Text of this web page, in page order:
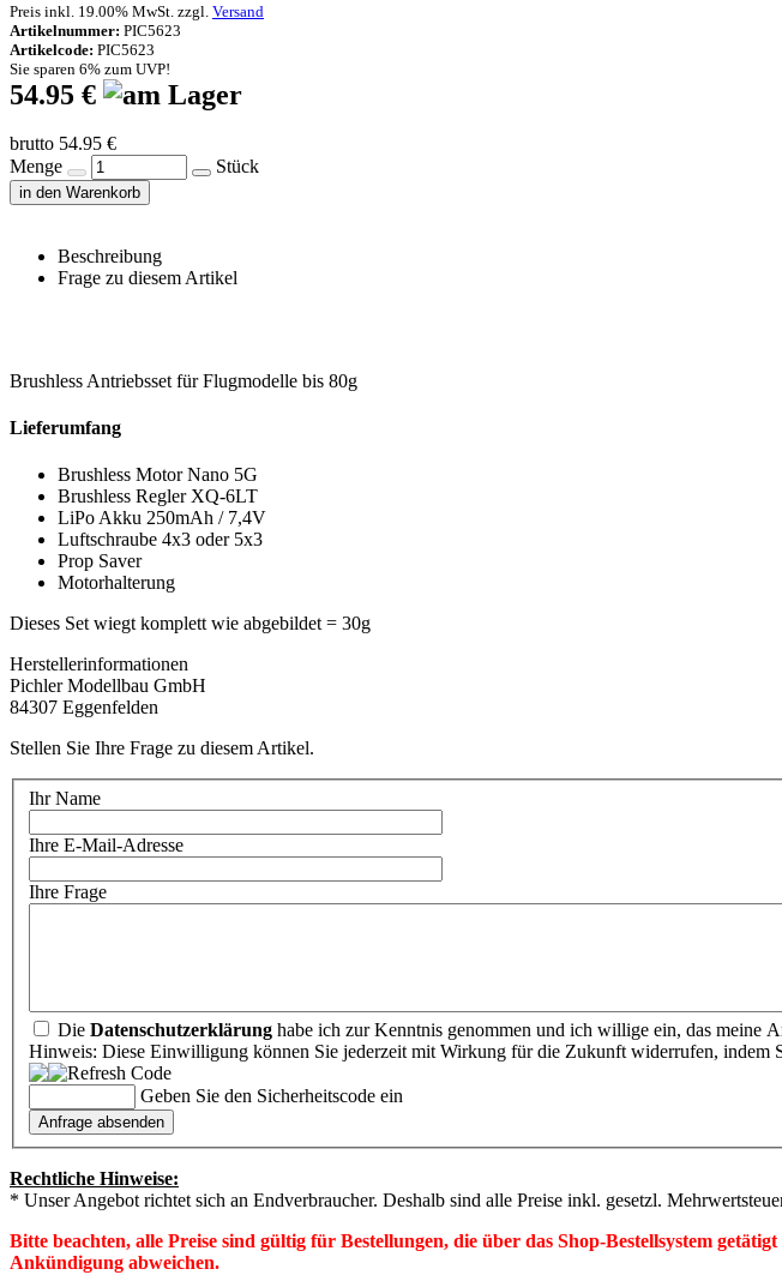
Preis inkl. 19.00% MwSt. zzgl. Versand
Artikelnummer: PIC5623
Artikelcode: PIC5623
Sie sparen 6% zum UVP!
54.95 €
brutto 54.95 €
Menge
Stück
in den Warenkorb
Beschreibung
Frage zu diesem Artikel
Brushless Antriebsset für Flugmodelle bis 80g
Lieferumfang
Brushless Motor Nano 5G
Brushless Regler XQ-6LT
LiPo Akku 250mAh / 7,4V
Luftschraube 4x3 oder 5x3
Prop Saver
Motorhalterung
Dieses Set wiegt komplett wie abgebildet = 30g
Herstellerinformationen
Pichler Modellbau GmbH
84307 Eggenfelden
Stellen Sie Ihre Frage zu diesem Artikel.
Ihr Name
Ihre E-Mail-Adresse
Ihre Frage
Die Datenschutzerklärung habe ich zur Kenntnis genommen und ich willige ein, das meine
Hinweis: Diese Einwilligung können Sie jederzeit mit Wirkung für die Zukunft widerrufen, indem
Geben Sie den Sicherheitscode ein
Rechtliche Hinweise:
* Unser Angebot richtet sich an Endverbraucher. Deshalb sind alle Preise inkl. gesetzl.
Bitte beachten, alle Preise sind gültig für Bestellungen, die über das Shop-Bestellsystem
Ankündigung abweichen.